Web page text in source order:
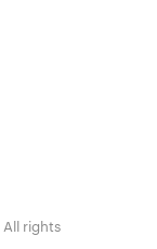
rights